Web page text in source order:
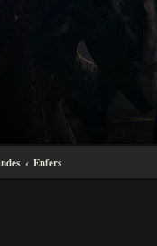
Enfers